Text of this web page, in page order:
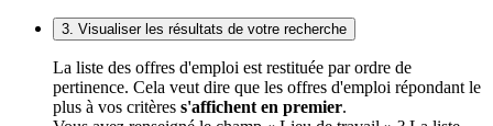
3. Visualiser les résultats de votre recherche
La liste des offres d'emploi est restituée par ordre de
pertinence. Cela veut dire que les offres d'emploi répondant le
plus à vos critères s'affichent en premier.